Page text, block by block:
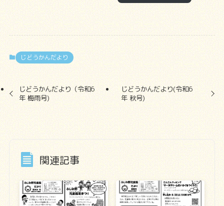
じどうかんだより
じどうかんだより（令和6
年 梅雨号)
じどうかんだより(令和6
年 秋号)
関連記事